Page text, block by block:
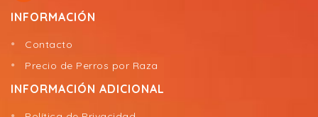
INFORMACIÓN
Contacto
Precio de Perros por Raza
INFORMACIÓN ADICIONAL